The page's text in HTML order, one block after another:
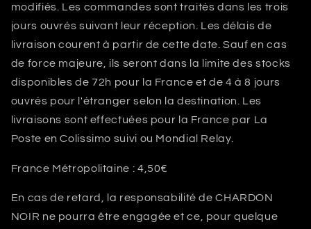
modifiés. Les commandes sont traités dans les trois
jours ouvrés suivant leur réception. Les délais de
livraison courent à partir de cette date. Sauf en cas
de force majeure, ils seront dans la limite des stocks
disponibles de 72h pour la France et de 4 à 8 jours
ouvrés pour l'étranger selon la destination. Les
livraisons sont effectuées pour la France par La
Poste en Colissimo suivi ou Mondial Relay.
France Métropolitaine : 4,50€
En cas de retard, la responsabilité deCHARDON
NOIR ne pourra être engagée et ce, pour quelque